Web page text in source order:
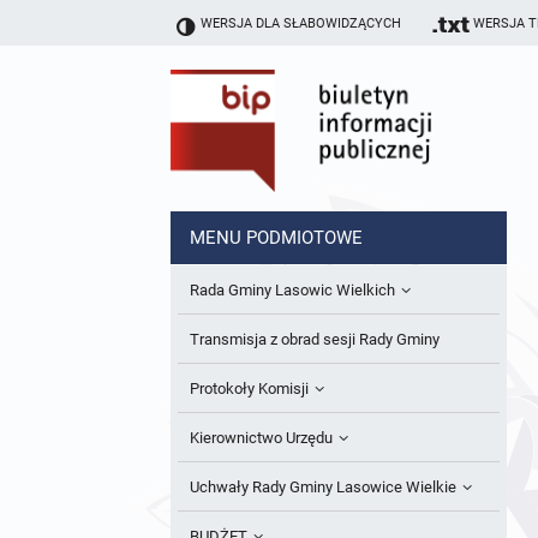
WERSJA DLA SŁABOWIDZĄCYCH WERSJA
MENU PODMIOTOWE
Rada Gminy Lasowic Wielkich
Sesje Rady Gminy
Skład Rady Gminy
Interpelacje i Zapytania Radnych
Komisje Rady Gminy i informacja o
Transmisja z obrad sesji Rady Gminy
Protokoły Komisji
Komisja Budżetu i Finansów
Komisja Oświatowa
Kierownictwo Urzędu
Wójt
Uchwały Rady Gminy Lasowice Wielkie